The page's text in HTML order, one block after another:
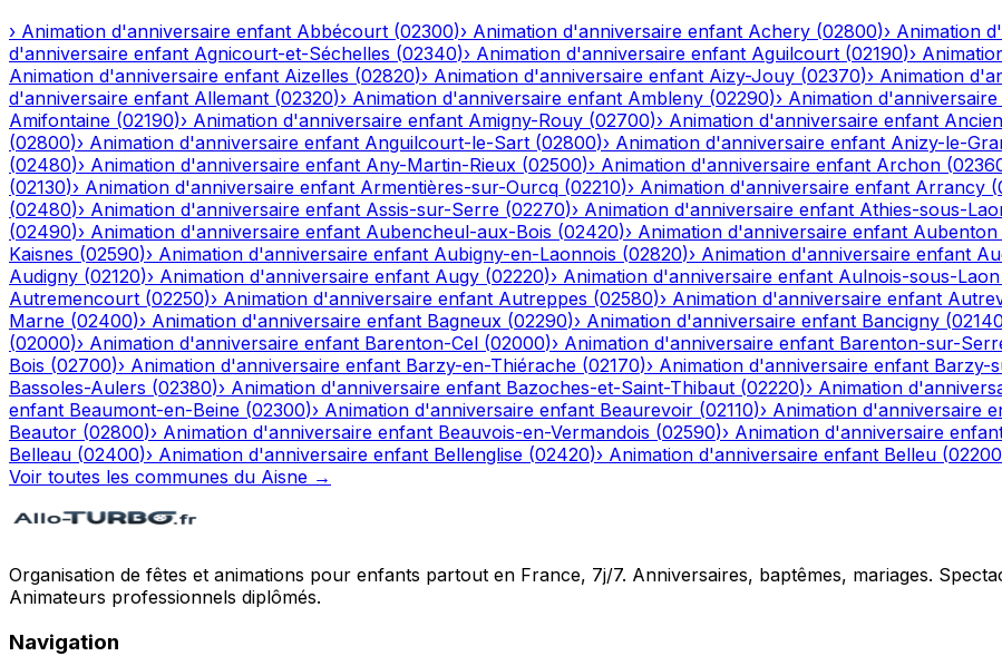
› Animation d'anniversaire enfant Abbécourt (02300)› Animation d'anniversaire enfant Achery (02800)› Animation
d'anniversaire enfant Agnicourt-et-Séchelles (02340)› Animation d'anniversaire enfant Aguilcourt (02190)›
Animation d'anniversaire enfant Aizelles (02820)› Animation d'anniversaire enfant Aizy-Jouy (02370)› Animation
d'anniversaire enfant Allemant (02320)› Animation d'anniversaire enfant Ambleny (02290)› Animation
Amifontaine (02190)› Animation d'anniversaire enfant Amigny-Rouy (02700)› Animation d'anniversaire enfant
(02800)› Animation d'anniversaire enfant Anguilcourt-le-Sart (02800)› Animation d'anniversaire enfant Anizy-le-
(02480)› Animation d'anniversaire enfant Any-Martin-Rieux (02500)› Animation d'anniversaire enfant Archon (
(02130)› Animation d'anniversaire enfant Armentières-sur-Ourcq (02210)› Animation d'anniversaire enfant Arrancy (
(02480)› Animation d'anniversaire enfant Assis-sur-Serre (02270)› Animation d'anniversaire enfant Athies-sous-
(02490)› Animation d'anniversaire enfant Aubencheul-aux-Bois (02420)› Animation d'anniversaire enfant Aubenton
Kaisnes (02590)› Animation d'anniversaire enfant Aubigny-en-Laonnois (02820)› Animation d'anniversaire enfant
Audigny (02120)› Animation d'anniversaire enfant Augy (02220)› Animation d'anniversaire enfant Aulnois-sous-Laon
Autremencourt (02250)› Animation d'anniversaire enfant Autreppes (02580)› Animation d'anniversaire enfant
Marne (02400)› Animation d'anniversaire enfant Bagneux (02290)› Animation d'anniversaire enfant Bancigny (02140
(02000)› Animation d'anniversaire enfant Barenton-Cel (02000)› Animation d'anniversaire enfant Barenton-sur-
Bois (02700)› Animation d'anniversaire enfant Barzy-en-Thiérache (02170)› Animation d'anniversaire enfant Barzy-
Bassoles-Aulers (02380)› Animation d'anniversaire enfant Bazoches-et-Saint-Thibaut (02220)› Animation
enfant Beaumont-en-Beine (02300)› Animation d'anniversaire enfant Beaurevoir (02110)› Animation d'anniversaire
Beautor (02800)› Animation d'anniversaire enfant Beauvois-en-Vermandois (02590)› Animation d'anniversaire
Belleau (02400)› Animation d'anniversaire enfant Bellenglise (02420)› Animation d'anniversaire enfant Belleu (02200
Voir toutes les communes du Aisne →
Organisation de fêtes et animations pour enfants partout en France, 7j/7. Anniversaires, baptêmes, mariages.
Animateurs professionnels diplômés.
Navigation